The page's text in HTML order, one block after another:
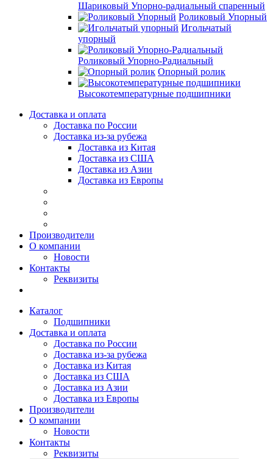
Шариковый Упорно-радиальный спаренный
Роликовый Упорный
Игольчатый
упорный
Роликовый Упорно-Радиальный
Опорный ролик
Высокотемпературные подшипники
Доставка и оплата
Доставка по России
Доставка из-за рубежа
Доставка из Китая
Доставка из США
Доставка из Азии
Доставка из Европы
Производители
О компании
Новости
Контакты
Реквизиты
Каталог
Подшипники
Доставка и оплата
Доставка по России
Доставка из-за рубежа
Доставка из Китая
Доставка из США
Доставка из Азии
Доставка из Европы
Производители
О компании
Новости
Контакты
Реквизиты